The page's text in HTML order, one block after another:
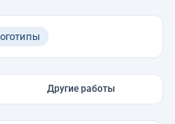
Другие работы